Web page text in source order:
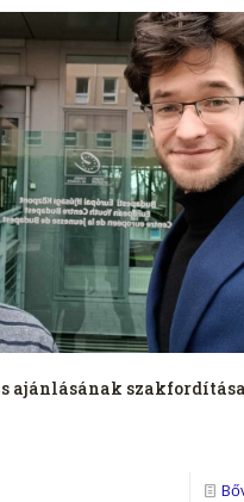
ajánlásának szakfordítása